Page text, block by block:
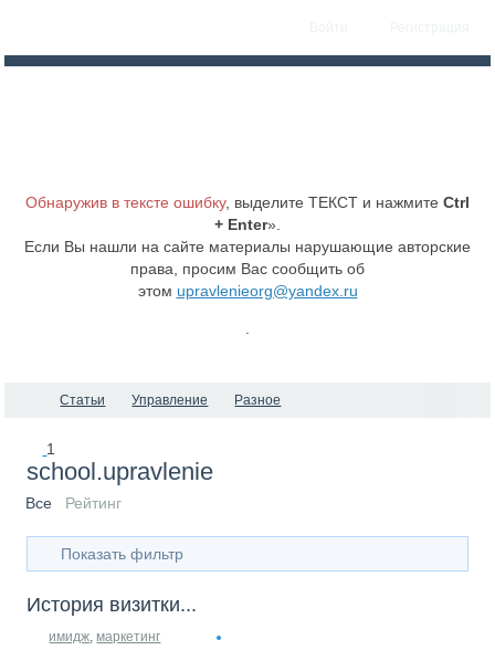
Обнаружив в тексте ошибку, выделите ТЕКСТ и нажмите Ctrl
+ Enter».
Если Вы нашли на сайте материалы нарушающие авторские
права, просим Вас сообщить об
этом upravlenieorg@yandex.ru
Статьи Управление Разное
1
school.upravlenie
Все Рейтинг
Показать фильтр
История визитки...
имидж, маркетинг